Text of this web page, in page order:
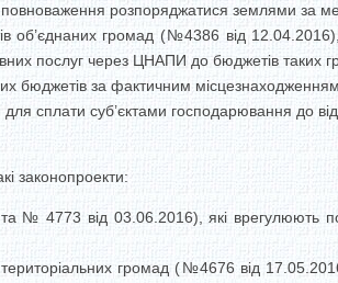
розпоряджатися землями за
об’єднаних громад (№4386 від
послуг через ЦНАПИ до бюджетів таких
бюджетів за фактичним місцезнаходженням
сплати суб’єктами господарювання до
законопроекти:
№ 4773 від 03.06.2016), які врегулюють
громад (№4676 від